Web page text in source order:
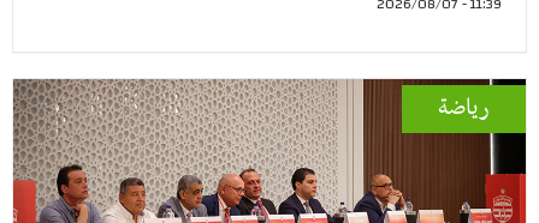
رياضة